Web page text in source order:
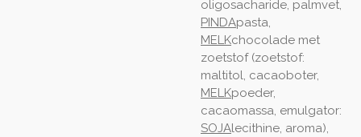
oligosacharide, palmvet,
PINDApasta,
MELKchocolade met
zoetstof (zoetstof:
maltitol, cacaoboter,
MELKpoeder,
cacaomassa, emulgator:
SOJAlecithine, aroma),